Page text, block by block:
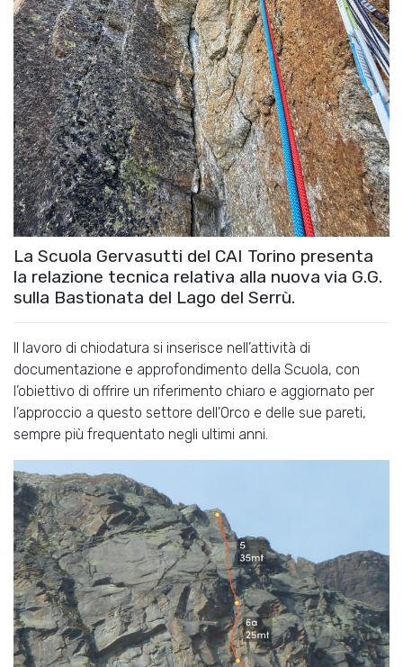
La Scuola Gervasutti del CAI Torino presenta
la relazione tecnica relativa alla nuova via G.G.
sulla Bastionata del Lago del Serrù.
Il lavoro di chiodatura si inserisce nell’attività di
documentazione e approfondimento della Scuola, con
l’obiettivo di offrire un riferimento chiaro e aggiornato per
l’approccio a questo settore dell’Orco e delle sue pareti,
sempre più frequentato negli ultimi anni.